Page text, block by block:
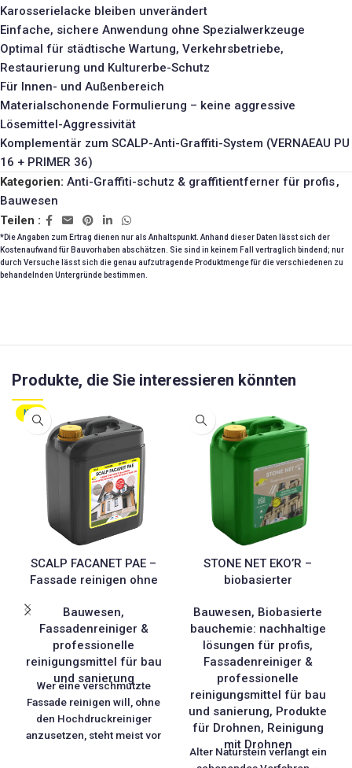
Karosserielacke bleiben unverändert
Einfache, sichere Anwendung ohne Spezialwerkzeuge
Optimal für städtische Wartung, Verkehrsbetriebe,
Restaurierung und Kulturerbe-Schutz
Für Innen- und Außenbereich
Materialschonende Formulierung – keine aggressive
Lösemittel-Aggressivität
Komplementär zum SCALP-Anti-Graffiti-System (VERNAEAU PU
16 + PRIMER 36)
Kategorien: Anti-Graffiti-schutz & graffitientferner für profis,
Bauwesen
Teilen :
*Die Angaben zum Ertrag dienen nur als Anhaltspunkt. Anhand dieser Daten lässt sich der
Kostenaufwand für Bauvorhaben abschätzen. Sie sind in keinem Fall vertraglich bindend; nur
durch Versuche lässt sich die genau aufzutragende Produktmenge für die verschiedenen zu
behandelnden Untergründe bestimmen.
Produkte, die Sie interessieren könnten
NEU
SCALP FACANET PAE –
Fassade reinigen ohne
ohne Nachspülen
Bauwesen,
Fassadenreiniger &
professionelle
reinigungsmittel für bau
und sanierung
Wer eine verschmutzte
Fassade reinigen will, ohne
den Hochdruckreiniger
anzusetzen, steht meist vor
STONE NET EKO’R –
biobasierter
empfindliche Fassaden
Bauwesen, Biobasierte
bauchemie: nachhaltige
lösungen für profis,
Fassadenreiniger &
professionelle
reinigungsmittel für bau
und sanierung, Produkte
für Drohnen, Reinigung
mit Drohnen
Alter Naturstein verlangt ein